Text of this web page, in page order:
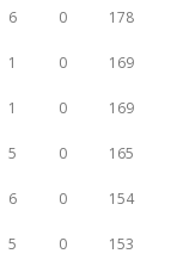
6 0 178
1 0 169
1 0 169
5 0 165
6 0 154
5 0 153